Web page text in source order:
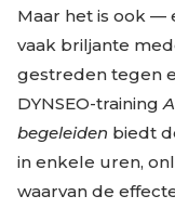
Maar het is ook —
vaak briljante
gestreden tegen
DYNSEO-training
begeleiden biedt
in enkele uren,
waarvan de